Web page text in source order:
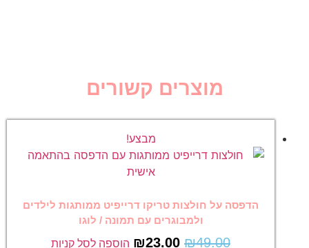
מוצרים קשורים
מבצע!
הדפסה על חולצות טריקו דרייפיט ממותגות לילדים
ולמבוגרים עם תמונה / לוגו
₪49.00
₪23.00 הוספה לסל קניות